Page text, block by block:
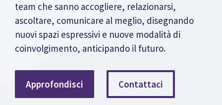
team che sanno accogliere, relazionarsi,
ascoltare, comunicare al meglio, disegnando
nuovi spazi espressivi e nuove modalità di
coinvolgimento, anticipando il futuro.
Approfondisci Contattaci